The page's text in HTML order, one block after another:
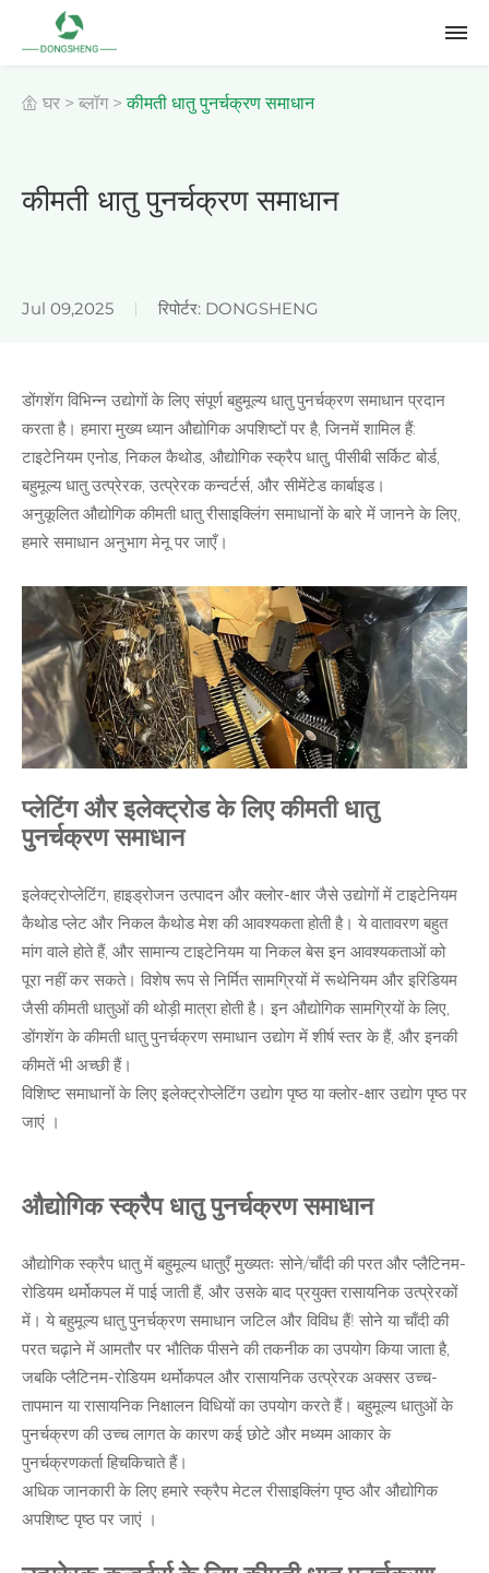
घर > ब्लॉग> कीमती धातु पुनर्चक्रण समाधान
कीमती धातु पुनर्चक्रण समाधान
Jul 09,2025 रिपोर्टर: DONGSHENG
डोंगशेंग विभिन्न उद्योगों के लिए संपूर्ण बहुमूल्य धातु पुनर्चक्रण समाधान प्रदान
करता है। हमारा मुख्य ध्यान औद्योगिक अपशिष्टों पर है, जिनमें शामिल हैं:
टाइटेनियम एनोड, निकल कैथोड, औद्योगिक स्क्रैप धातु, पीसीबी सर्किट बोर्ड,
बहुमूल्य धातु उत्प्रेरक, उत्प्रेरक कन्वर्टर्स, और सीमेंटेड कार्बाइड।
अनुकूलित औद्योगिक कीमती धातु रीसाइक्लिंग समाधानों के बारे में जानने के लिए,
हमारे समाधान अनुभाग मेनू पर जाएँ।
प्लेटिंग और इलेक्ट्रोड के लिए कीमती धातु
पुनर्चक्रण समाधान
इलेक्ट्रोप्लेटिंग, हाइड्रोजन उत्पादन और क्लोर-क्षार जैसे उद्योगों में टाइटेनियम
कैथोड प्लेट और निकल कैथोड मेश की आवश्यकता होती है। ये वातावरण बहुत
मांग वाले होते हैं, और सामान्य टाइटेनियम या निकल बेस इन आवश्यकताओं को
पूरा नहीं कर सकते। विशेष रूप से निर्मित सामग्रियों में रूथेनियम और इरिडियम
जैसी कीमती धातुओं की थोड़ी मात्रा होती है। इन औद्योगिक सामग्रियों के लिए,
डोंगशेंग के कीमती धातु पुनर्चक्रण समाधान उद्योग में शीर्ष स्तर के हैं, और इनकी
कीमतें भी अच्छी हैं।
विशिष्ट समाधानों के लिए इलेक्ट्रोप्लेटिंग उद्योग पृष्ठ या क्लोर-क्षार उद्योग पृष्ठ पर
जाएं ।
औद्योगिक स्क्रैप धातु पुनर्चक्रण समाधान
औद्योगिक स्क्रैप धातु में बहुमूल्य धातुएँ मुख्यतः सोने/चाँदी की परत और प्लैटिनम-
रोडियम थर्मोकपल में पाई जाती हैं, और उसके बाद प्रयुक्त रासायनिक उत्प्रेरकों
में। ये बहुमूल्य धातु पुनर्चक्रण समाधान जटिल और विविध हैं! सोने या चाँदी की
परत चढ़ाने में आमतौर पर भौतिक पीसने की तकनीक का उपयोग किया जाता है,
जबकि प्लैटिनम-रोडियम थर्मोकपल और रासायनिक उत्प्रेरक अक्सर उच्च-
तापमान या रासायनिक निक्षालन विधियों का उपयोग करते हैं। बहुमूल्य धातुओं के
पुनर्चक्रण की उच्च लागत के कारण कई छोटे और मध्यम आकार के
पुनर्चक्रणकर्ता हिचकिचाते हैं।
अधिक जानकारी के लिए हमारे स्क्रैप मेटल रीसाइक्लिंग पृष्ठ और औद्योगिक
अपशिष्ट पृष्ठ पर जाएं ।